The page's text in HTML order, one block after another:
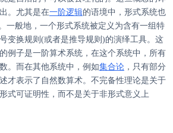
。尤其是在一阶逻辑的语境中，形式系统也
一般地，一个形式系统被定义为含有一组特
变换规则(或者是推导规则)的演绎工具。这
例子是一阶算术系统 ，在这个系统中，所有
。而在其他系统中，例如集合论 ，只有部分
才表示了自然数算术。不完备性理论是关于
式可证明性，而不是关于非形式意义上